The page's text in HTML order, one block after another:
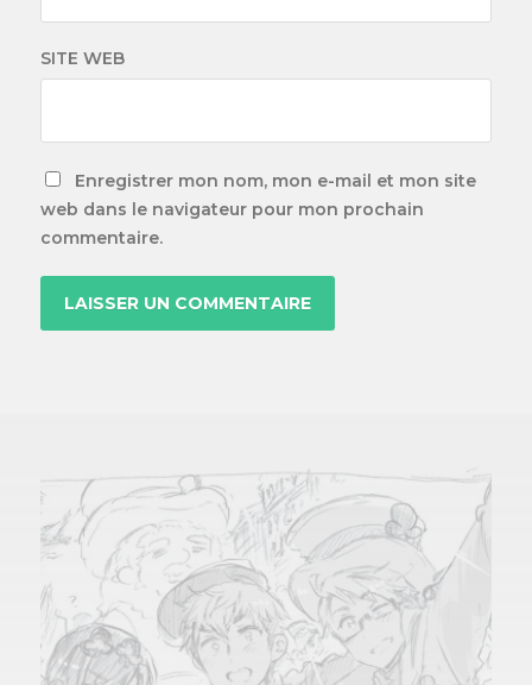
SITE WEB
Enregistrer mon nom, mon e-mail et mon site
web dans le navigateur pour mon prochain
commentaire.